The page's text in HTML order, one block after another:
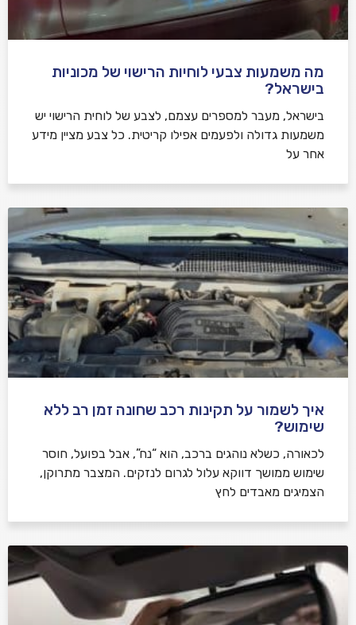
מה משמעות צבעי לוחיות הרישוי של מכוניות
בישראל?
בישראל, מעבר למספרים עצמם, לצבע של לוחית הרישוי יש
משמעות גדולה ולפעמים אפילו קריטית. כל צבע מציין מידע
אחר על
איך לשמור על תקינות רכב שחונה זמן רב ללא
שימוש?
לכאורה, כשלא נוהגים ברכב, הוא “נח”, אבל בפועל, חוסר
שימוש ממושך דווקא עלול לגרום לנזקים. המצבר מתרוקן,
הצמיגים מאבדים לחץ